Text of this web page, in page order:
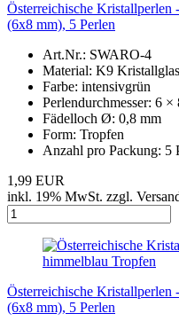
Österreichische
(6x8 mm), 5 Perlen
Art.Nr.: SWARO-4
Material: K9 Kristallglas
Farbe: intensivgrün
Perlendurchmesser: 6 ×
Fädelloch Ø: 0,8 mm
Form: Tropfen
Anzahl pro Packung: 5
1,99 EUR
inkl. 19% MwSt. zzgl.
Österreichische
(6x8 mm), 5 Perlen